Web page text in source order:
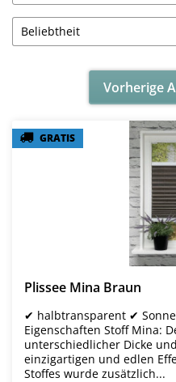
Vorherige
GRATIS
GRATIS
Plissee Mina Braun
✔ halbtransparent ✔
Eigenschaften Stoff Mina:
unterschiedlicher Dicke
einzigartigen und edlen
Stoffes wurde zusätzlich...